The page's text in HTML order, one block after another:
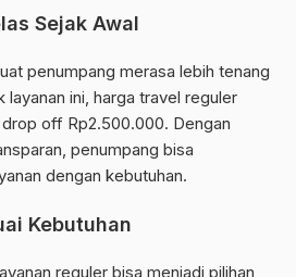
Sejak Awal
penumpang merasa lebih tenang
ini, harga travel reguler
off Rp2.500.000. Dengan
penumpang bisa
dengan kebutuhan.
Kebutuhan
reguler bisa menjadi pilihan